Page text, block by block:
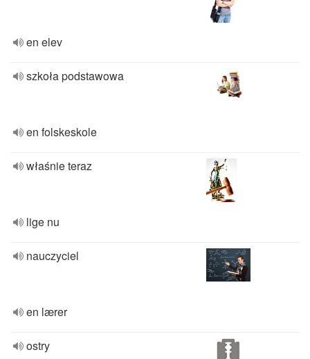
en elev
szkoła podstawowa
en folskeskole
właśnie teraz
lige nu
nauczyciel
en lærer
ostry